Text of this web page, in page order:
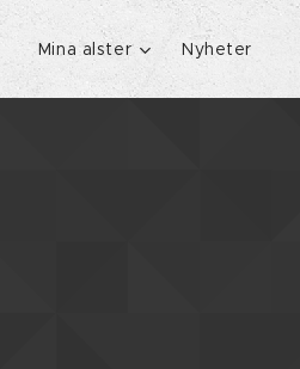
Mina alster Nyheter